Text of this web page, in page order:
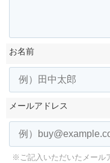
お名前
メールアドレス
※ご記入いただいたメール